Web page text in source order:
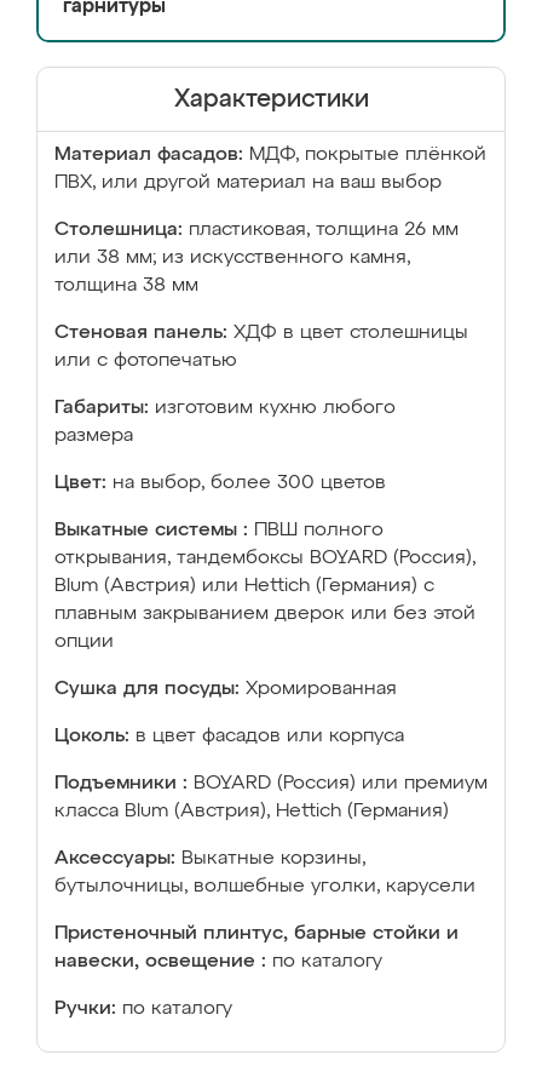
гарнитуры
Характеристики
Материал фасадов: МДФ, покрытые плёнкой
ПВХ, или другой материал на ваш выбор
Столешница: пластиковая, толщина 26 мм
или 38 мм; из искусственного камня,
толщина 38 мм
Стеновая панель: ХДФ в цвет столешницы
или с фотопечатью
Габариты: изготовим кухню любого
размера
Цвет: на выбор, более 300 цветов
Выкатные системы :
ПВШ полного
открывания, тандембоксы BOYARD (Россия),
Blum (Австрия) или Hettich (Германия) с
плавным закрыванием дверок или без этой
опции
Сушка для посуды: Хромированная
Цоколь: в цвет фасадов или корпуса
Подъемники : BOYARD (Россия) или премиум
класса Blum (Австрия), Hettich (Германия)
Аксессуары: Выкатные корзины,
бутылочницы, волшебные уголки, карусели
Пристеночный плинтус, барные стойки и
навески, освещение : по каталогу
Ручки: по каталогу